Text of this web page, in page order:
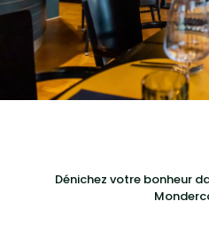
Dénichez votre bonheur